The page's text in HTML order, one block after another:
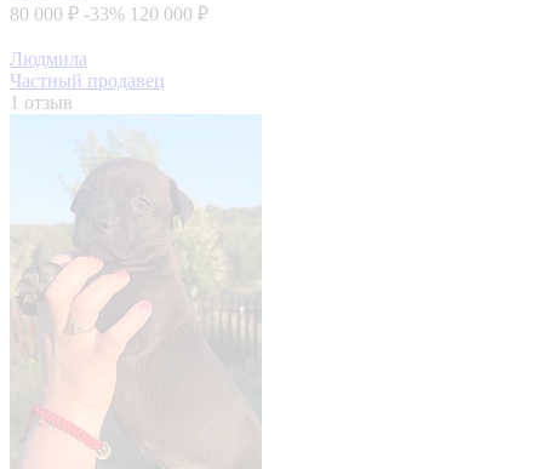
80 000 ₽ -33% 120 000 ₽
Людмила
Частный продавец
1 отзыв